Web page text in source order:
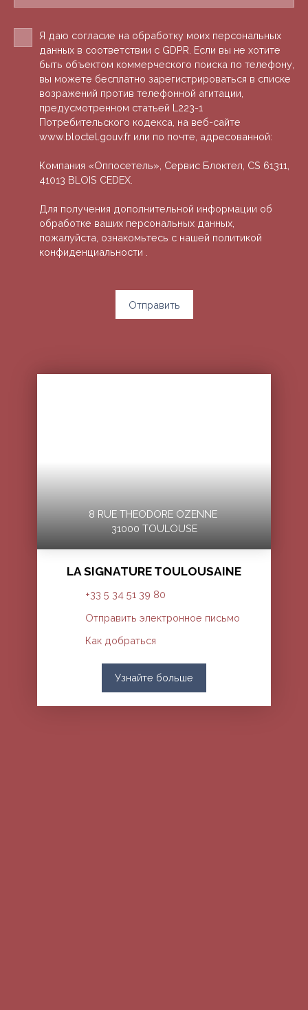
Я даю согласие на обработку моих персональных
данных в соответствии с GDPR. Если вы не хотите
быть объектом коммерческого поиска по телефону,
вы можете бесплатно зарегистрироваться в списке
возражений против телефонной агитации,
предусмотренном статьей L223-1
Потребительского кодекса, на веб-сайте
www.bloctel.gouv.fr или по почте, адресованной:
Компания «Оппосетель», Сервис Блоктел, CS 61311,
41013 BLOIS CEDEX.
Для получения дополнительной информации об
обработке ваших персональных данных,
пожалуйста, ознакомьтесь с нашей политикой
конфиденциальности .
Отправить
8 RUE THEODORE OZENNE
31000 TOULOUSE
LA SIGNATURE TOULOUSAINE
+33 5 34 51 39 80
Отправить электронное письмо
Как добраться
Узнайте больше